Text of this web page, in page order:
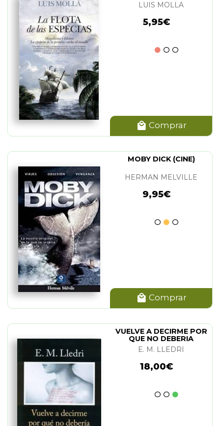
LUIS MOLLA
5,95€
Comprar
MOBY DICK (CINE)
HERMAN MELVILLE
9,95€
Comprar
VUELVE A DECIRME POR
QUE NO DEBERIA
HACERLO
E. M. LLEDRI
18,00€